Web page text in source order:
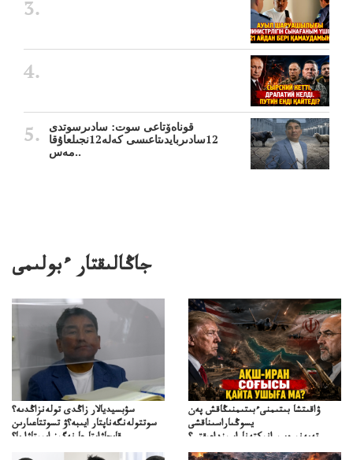
قوناەۆتاعى سوت: سادىرسوتدى
12سادىربايدىتاعىسى كەلە12نجىلعاۇقا
مەس..
جاڭالىقتار ءبولىمى
سۋبسيديالار زاڭدى تولەنزاڭدىە؟
سوتتولەنگەناپتار ايىبە؟ۋ تسوتتاعىارىن
قايجاۋاپتارعا نەگىز ايىپتاۋا ما؟
تۇجىرىمدارىنقايتاقاراۋعانەگىزبولاالاما؟
ۋاقىتشا بىتىمنىءبىتىمنىڭاقش پەن
يسوڭىاراسىناقشى
تەپەنىرەسيرانىكتەناراسىنداعىقتى؟
تەكەتىرەسنەلىكتەنقايتاۋشىقتى؟